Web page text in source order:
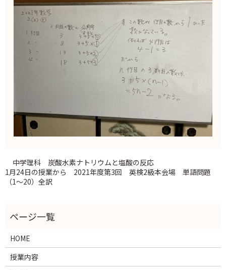
中学理科 炭酸水素ナトリウムと塩酸の反応
1月24日の授業から 2021年度第3回 英検2級本会場 単語問題
（1～20）全訳
HOME
授業内容